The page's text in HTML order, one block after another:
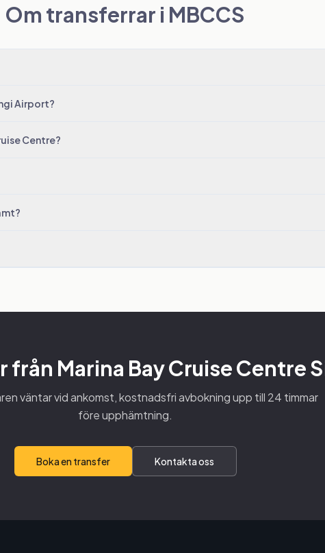
Om transferrar i MBCCS
Airport?
Centre?
från Marina Bay Cruise Centre
väntar vid ankomst, kostnadsfri avbokning upp till 24 timmar
före upphämtning.
Boka en transfer Kontakta oss